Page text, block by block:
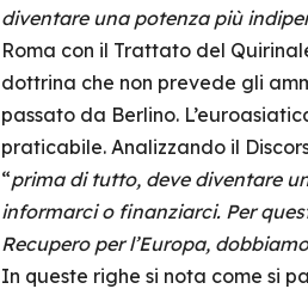
diventare una potenza più
Roma con il Trattato del
dottrina che non prevede gli
passato da Berlino.
praticabile. Analizzando il
“prima di tutto, deve diventare
informarci o finanziarci. Per
Recupero per l’Europa,
In queste righe si nota come si